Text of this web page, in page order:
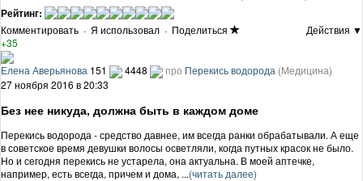
Рейтинг:
Комментировать · Я использовал · Поделиться
Действия ▼
+35
Елена Аверьянова 151 4448 про Перекись водорода (Медицина)
27 ноября 2016 в 20:33
Без нее никуда, должна быть в каждом доме
Перекись водорода - средство давнее, им всегда ранки обрабатывали. А еще
в советское время девушки волосы осветляли, когда путных красок не было.
Но и сегодня перекись не устарела, она актуальна. В моей аптечке,
например, есть всегда, причем и дома, ...(читать далее)